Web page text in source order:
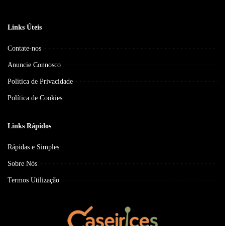
Links Úteis
Contate-nos
Anuncie Connosco
Política de Privacidade
Política de Cookies
Links Rápidos
Rápidas e Simples
Sobre Nós
Termos Utilização